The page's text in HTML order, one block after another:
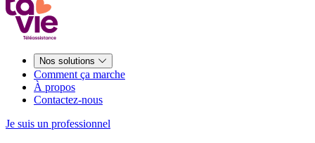
Nos solutions
Comment ça marche
À propos
Contactez-nous
Je suis un professionnel